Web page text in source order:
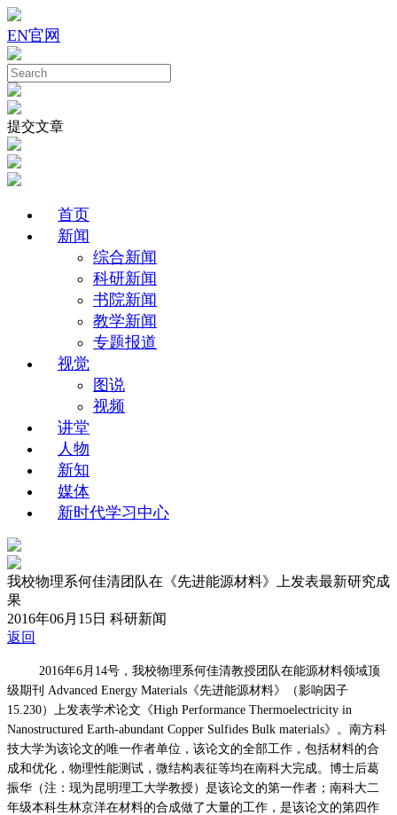
EN官网
提交文章
首页
新闻
综合新闻
科研新闻
书院新闻
教学新闻
专题报道
视觉
图说
视频
讲堂
人物
新知
媒体
新时代学习中心
我校物理系何佳清团队在《先进能源材料》上发表最新研究成
果
2016年06月15日 科研新闻
返回
2016年6月14号，我校物理系何佳清教授团队在能源材料领域顶
级期刊 Advanced Energy Materials《先进能源材料》（影响因子
15.230）上发表学术论文《High Performance Thermoelectricity in
Nanostructured Earth-abundant Copper Sulfides Bulk materials》。南方科
技大学为该论文的唯一作者单位，该论文的全部工作，包括材料的合
成和优化，物理性能测试，微结构表征等均在南科大完成。博士后葛
振华（注：现为昆明理工大学教授）是该论文的第一作者；南科大二
年级本科生林京洋在材料的合成做了大量的工作，是该论文的第四作